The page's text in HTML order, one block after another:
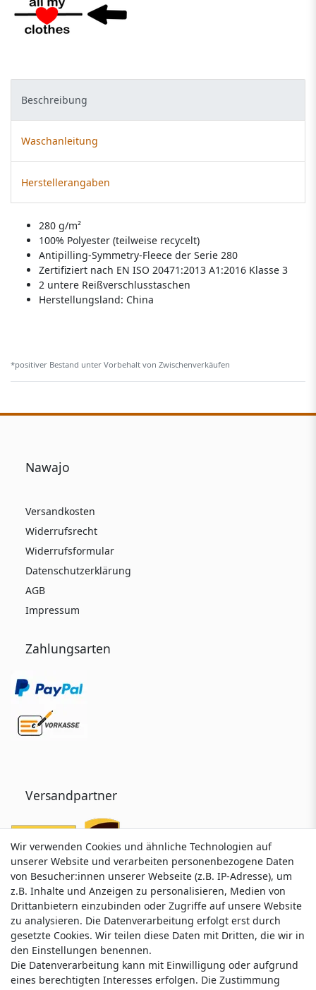
Beschreibung
Waschanleitung
Herstellerangaben
280 g/m²
100% Polyester (teilweise recycelt)
Antipilling-Symmetry-Fleece der Serie 280
Zertifiziert nach EN ISO 20471:2013 A1:2016 Klasse 3
2 untere Reißverschlusstaschen
Herstellungsland: China
*positiver Bestand unter Vorbehalt von Zwischenverkäufen
Nawajo
Versandkosten
Widerrufsrecht
Widerrufsformular
Datenschutzerklärung
AGB
Impressum
Zahlungsarten
Versandpartner
Service & Kontakt
Wünschen Sie einen Rückruf?
Wir verwenden Cookies und ähnliche Technologien auf
unserer Website und verarbeiten personenbezogene Daten
von Besucher:innen unserer Webseite (z.B. IP-Adresse), um
z.B. Inhalte und Anzeigen zu personalisieren, Medien von
Drittanbietern einzubinden oder Zugriffe auf unsere Website
zu analysieren. Die Datenverarbeitung erfolgt erst durch
gesetzte Cookies. Wir teilen diese Daten mit Dritten, die wir in
den Einstellungen benennen.
Die Datenverarbeitung kann mit Einwilligung oder aufgrund
eines berechtigten Interesses erfolgen. Die Zustimmung
Wir verwenden Cookies und ähnliche Technologien auf
unserer Website und verarbeiten personenbezogene Daten
von Besucher:innen unserer Webseite (z.B. IP-Adresse), um
z.B. Inhalte und Anzeigen zu personalisieren, Medien von
Drittanbietern einzubinden oder Zugriffe auf unsere Website
zu analysieren. Die Datenverarbeitung erfolgt erst durch
gesetzte Cookies. Wir teilen diese Daten mit Dritten, die wir in
den Einstellungen benennen.
Die Datenverarbeitung kann mit Einwilligung oder aufgrund
eines berechtigten Interesses erfolgen. Die Zustimmung